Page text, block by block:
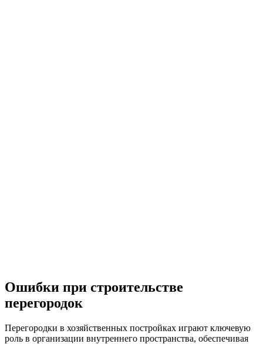
Ошибки при строительстве
перегородок
Перегородки в хозяйственных постройках играют ключевую
роль в организации внутреннего пространства, обеспечивая